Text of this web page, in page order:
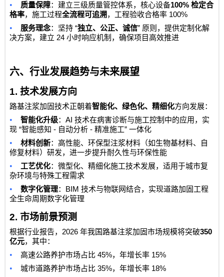
• 质量保障：建立三级质量管控体系，核心设备100%检定合
格率，施工过程全流程可追溯 ，工程验收合格率 100%
•
服务理念：坚持 “独立、公正、诚信” 原则，提供定制化解
决方案，建立 24小时响应机制，确保项目高效推进
六、行业发展趋势与未来展望
1.技术发展方向
路基注浆加固技术正朝着智能化、绿色化、精细化方向发展：
• 智能化升级：AI技术在病害诊断与施工控制中的应用，实
现 “智能感知 - 自动分析 -精准施工”一体化
• 材料创新：高性能、环保型注浆材料（如生物基材料、自
修复材料）研发，进一步提升耐久性与环保性能
• 工艺优化：微型化、精细化施工技术发展，适用于城市复
杂环境与特殊工程需求
• 数字化管理： BIM技术与物联网结合，实现道路加固工程
全生命周期数字化管理
2. 市场前景预测
根据行业报告，2026年我国路基注浆加固市场规模将突破350
亿元，其中：
• 高速公路养护市场占比 45%，年增长率 15%
•
城市道路养护市场占比 35%，年增长率 18%